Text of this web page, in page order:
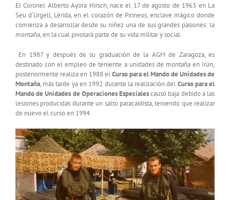
El Coronel Alberto Ayora Hirsch, nace el 17 de agosto de 1963 en La
Seu d´Urgell, Lérida, en el corazón de Pirineos, enclave mágico donde
comienza a desarrollar desde su niñez una de sus grandes pasiones: la
montaña, en la cual pivotará parte de su vida militar y social.
En 1987 y después de su graduación de la AGM de Zaragoza, es
destinado con el empleo de teniente a unidades de montaña en Irún,
posteriormente realiza en 1988 elCurso para el Mando de Unidades de
Montaña, más tarde ya en 1992 durante la realización del Curso para el
Mando de Unidades de Operaciones Especialescausó baja debido a las
lesiones producidas durante un salto paracaidista, teniendo que realizar
de nuevo el curso en 1994.